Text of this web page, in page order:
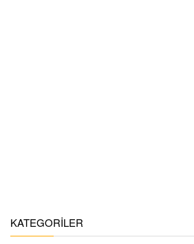
KATEGORILER